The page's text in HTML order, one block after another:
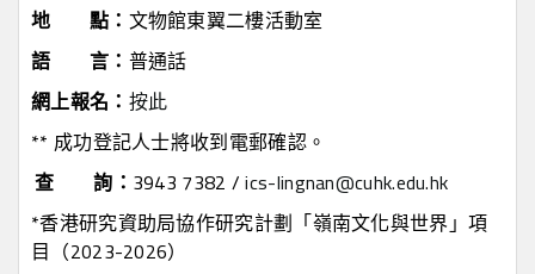
地 點： 文物館東翼二樓活動室
語 言： 普通話
網上報名 ： 按此
** 成功登記人士將收到電郵確認。
查詢 ： 3943 7382 /ics-lingnan@cuhk.edu.hk
*香港研究資助局協作研究計劃「嶺南文化與世界」項
目（2023-2026）